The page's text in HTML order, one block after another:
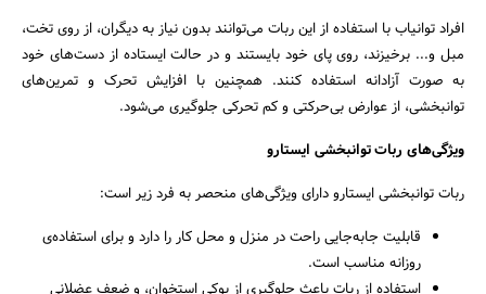
جستجو
افراد توانیاب با استفاده از این ربات می‌توانند بدون نیاز به دیگران، از روی تخت،
مبل و... برخیزند، روی پای خود بایستند و در حالت ایستاده از دست‌های خود
به صورت آزادانه استفاده کنند. همچنین با افزایش تحرک و تمرین‌های
توانبخشی، از عوارض بی‌حرکتی و کم تحرکی جلوگیری می‌شود.
ویژگی‌های ربات توانبخشی ایستارو
ربات توانبخشی ایستارو دارای ویژگی‌های منحصر به فرد زیر است:
قابلیت جابه‌جایی راحت در منزل و محل کار را دارد و برای استفاده‌ی
روزانه مناسب است.